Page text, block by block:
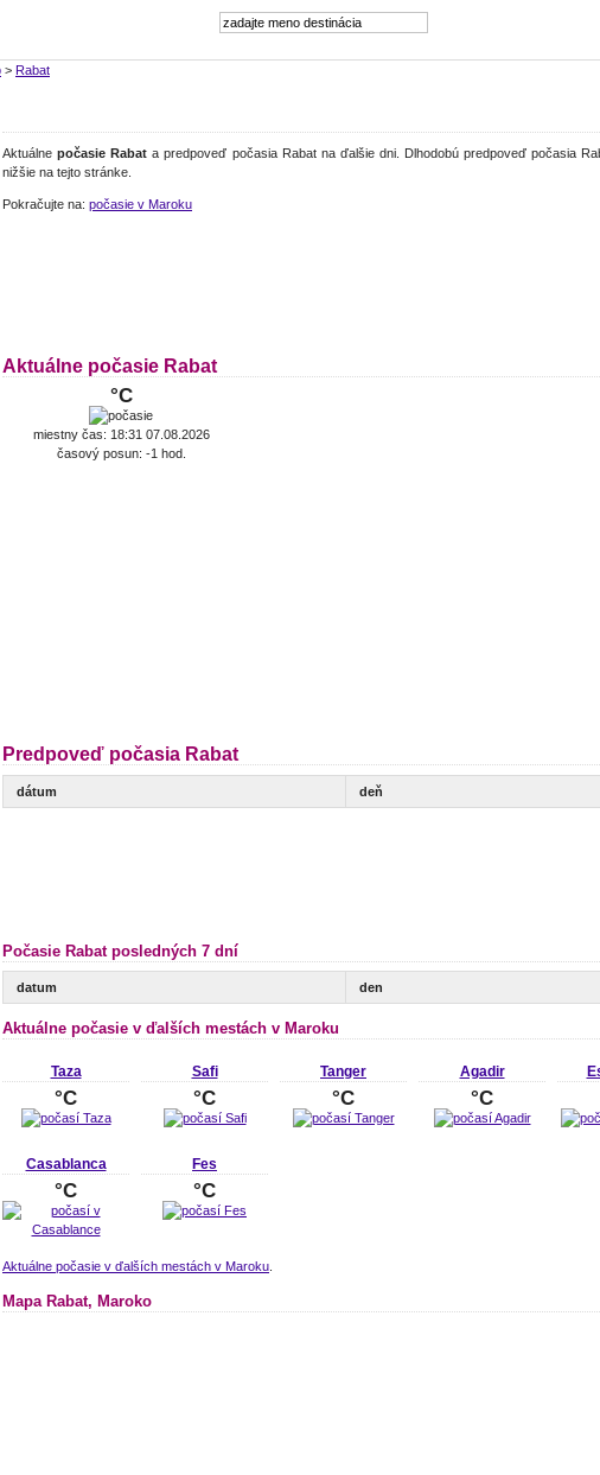
> Rabat
Aktuálnepočasie Rabat a predpoveď počasia Rabat na ďalšie dni. Dlhodobú predpoveď počasia
nižšie na tejto stránke.
Pokračujte na: počasie v Maroku
Aktuálne počasie Rabat
°C
miestny čas: 18:31 07.08.2026
časový posun: -1 hod.
Predpoveď počasia Rabat
dátum deň
Počasie Rabat posledných 7 dní
datum den
Aktuálne počasie v ďalších mestách v Maroku
Taza
°C
Safi
°C
Tanger
°C
Agadir
°C
Casablanca
°C
Fes
°C
Aktuálne počasie v ďalších mestách v Maroku
Mapa Rabat, Maroko